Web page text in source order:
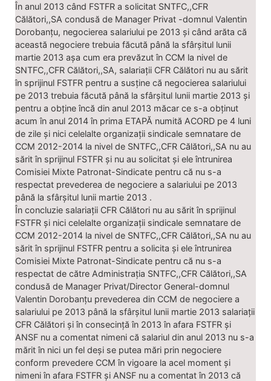
În anul 2013 când FSTFR a solicitat SNTFC,,CFR
Călători,,SA condusă de Manager Privat -domnul Valentin
Dorobanțu, negocierea salariului pe 2013 și când arăta că
această negociere trebuia făcută până la sfârșitul lunii
martie 2013 așa cum era prevăzut în CCM la nivel de
SNTFC,,CFR Călători,,SA, salariații CFR Călători nu au sărit
în sprijinul FSTFR pentru a susține că negocierea salariului
pe 2013 trebuia făcută până la sfârșitul lunii martie 2013 și
pentru a obține încă din anul 2013 măcar ce s-a obținut
acum în anul 2014 în prima ETAPĂ numită ACORD pe 4 luni
de zile și nici celelalte organizații sindicale semnatare de
CCM 2012-2014 la nivel de SNTFC,,CFR Călători,,SA nu au
sărit în sprijinul FSTFR și nu au solicitat și ele întrunirea
Comisiei Mixte Patronat-Sindicate pentru că nu s-a
respectat prevederea de negociere a salariului pe 2013
până la sfârșitul lunii martie 2013 .
În concluzie salariații CFR Călători nu au sărit în sprijinul
FSTFR și nici celelalte organizații sindicale semnatare de
CCM 2012-2014 la nivel de SNTFC,,CFR Călători,,SA nu au
sărit în sprijinul FSTFR pentru a solicita și ele întrunirea
Comisiei Mixte Patronat-Sindicate pentru că nu s-a
respectat de către Administrația SNTFC,,CFR Călători,,SA
condusă de Manager Privat/Director General-domnul
Valentin Dorobanțu prevederea din CCM de negociere a
salariului pe 2013 până la sfârșitul lunii martie 2013 salariații
CFR Călători și în consecință în 2013 în afara FSTFR și
ANSF nu a comentat nimeni că salariul din anul 2013 nu s-a
mărit în nici un fel deși se putea mări prin negociere
conform prevedere CCM în vigoare la acel moment și
nimeni în afara FSTFR și ANSF nu a comentat în 2013 că